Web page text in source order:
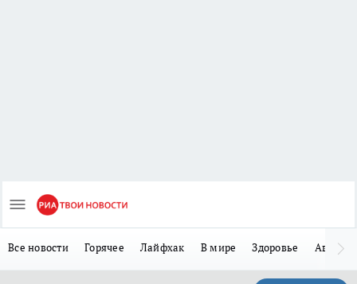
Все новости Горячее Лайфхак В мире Здоровье Авто